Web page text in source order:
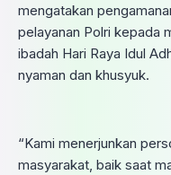
mengatakan
pelayanan Polri kepada
ibadah Hari Raya Idul
nyaman dan khusyuk.
“Kami menerjunkan
masyarakat, baik saat